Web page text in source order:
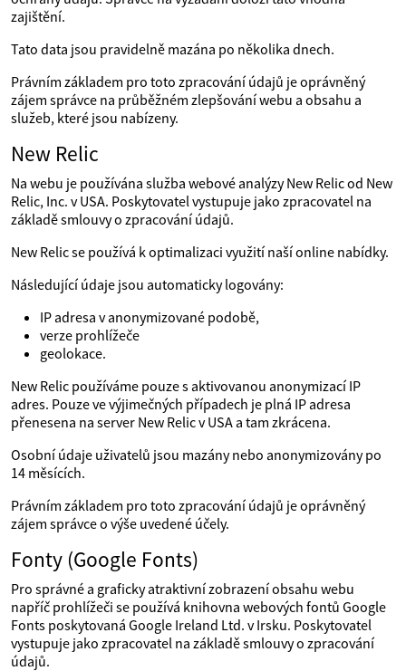
zajištění.
Tato data jsou pravidelně mazána po několika dnech.
Právním základem pro toto zpracování údajů je oprávněný
zájem správce na průběžném zlepšování webu a obsahu a
služeb, které jsou nabízeny.
New Relic
Na webu je používána služba webové analýzy New Relic od New
Relic, Inc. v USA. Poskytovatel vystupuje jako zpracovatel na
základě smlouvy o zpracování údajů.
New Relic se používá k optimalizaci využití naší online nabídky.
Následující údaje jsou automaticky logovány:
IP adresa v anonymizované podobě,
verze prohlížeče
geolokace.
New Relic používáme pouze s aktivovanou anonymizací IP
adres. Pouze ve výjimečných případech je plná IP adresa
přenesena na server New Relic v USA a tam zkrácena.
Osobní údaje uživatelů jsou mazány nebo anonymizovány po
14 měsících.
Právním základem pro toto zpracování údajů je oprávněný
zájem správce o výše uvedené účely.
Fonty (Google Fonts)
Pro správné a graficky atraktivní zobrazení obsahu webu
napříč prohlížeči se používá knihovna webových fontů Google
Fonts poskytovaná Google Ireland Ltd. v Irsku. Poskytovatel
vystupuje jako zpracovatel na základě smlouvy o zpracování
údajů.